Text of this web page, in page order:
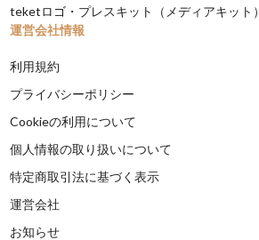
teketロゴ・プレスキット（メディアキット）
運営会社情報
利用規約
プライバシーポリシー
Cookieの利用について
個人情報の取り扱いについて
特定商取引法に基づく表示
運営会社
お知らせ